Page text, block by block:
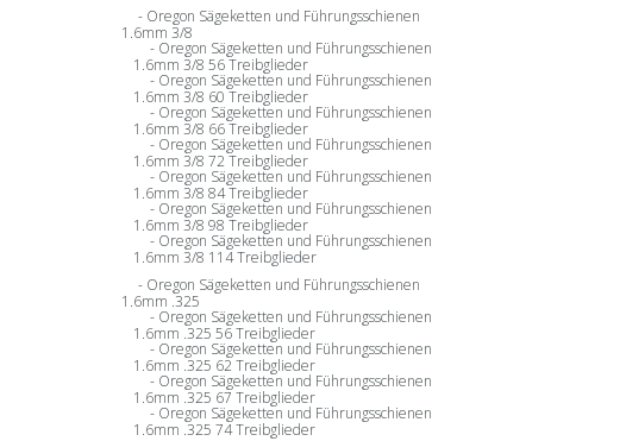
Oregon Sägeketten und Führungsschienen
1.6mm 3/8
Oregon Sägeketten und Führungsschienen
1.6mm 3/8 56 Treibglieder
Oregon Sägeketten und Führungsschienen
1.6mm 3/8 60 Treibglieder
Oregon Sägeketten und Führungsschienen
1.6mm 3/8 66 Treibglieder
Oregon Sägeketten und Führungsschienen
1.6mm 3/8 72 Treibglieder
Oregon Sägeketten und Führungsschienen
1.6mm 3/8 84 Treibglieder
Oregon Sägeketten und Führungsschienen
1.6mm 3/8 98 Treibglieder
Oregon Sägeketten und Führungsschienen
1.6mm 3/8 114 Treibglieder
Oregon Sägeketten und Führungsschienen
1.6mm .325
Oregon Sägeketten und Führungsschienen
1.6mm .325 56 Treibglieder
Oregon Sägeketten und Führungsschienen
1.6mm .325 62 Treibglieder
Oregon Sägeketten und Führungsschienen
1.6mm .325 67 Treibglieder
Oregon Sägeketten und Führungsschienen
1.6mm .325 74 Treibglieder